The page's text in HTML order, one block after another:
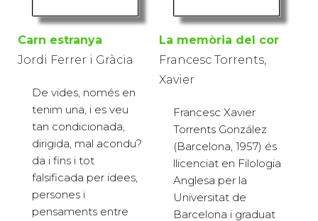
Carn estranya
Jordi Ferrer i Gràcia
De vides, només en
tenim una, i es veu
tan condicionada,
dirigida, mal acondu?
da i fins i tot
falsificada per idees,
persones i
pensaments entre
La memòria del cor
Francesc Torrents,
Xavier
Francesc Xavier
Torrents González
(Barcelona, 1957) és
llicenciat en Filologia
Anglesa per la
Universitat de
Barcelona i graduat